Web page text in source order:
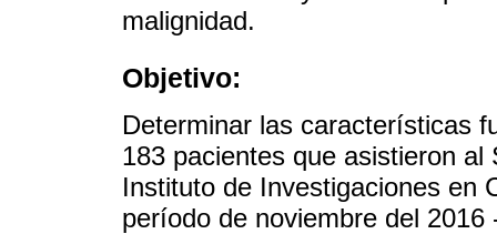
malignidad.
Objetivo:
Determinar las características
183 pacientes que asistieron
Instituto de Investigaciones en
período de noviembre del 2016